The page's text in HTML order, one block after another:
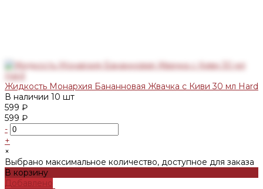
Жидкость Монархия Бананновая Жвачка с Киви 30 мл Hard
В наличии 10 шт
599 ₽
599 ₽
-
+
×
Выбрано максимальное количество, доступное для заказа
В корзину
Добавлено